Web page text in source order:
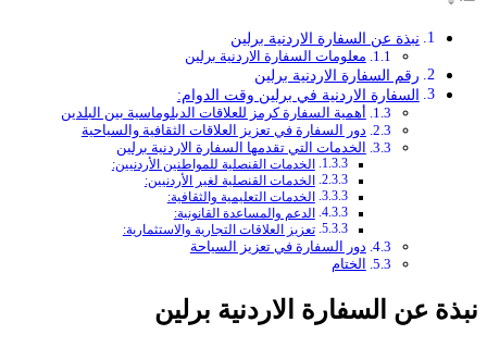
نبذة عن السفارة الاردنية برلين
معلومات السفارة الاردنية برلين
رقم السفارة الاردنية برلين
السفارة الاردنية في برلين وقت الدوام:
أهمية السفارة كرمز للعلاقات الدبلوماسية بين البلدين
دور السفارة في تعزيز العلاقات الثقافية والسياحية
الخدمات التي تقدمها السفارة الاردنية برلين
الخدمات القنصلية للمواطنين الأردنيين:
الخدمات القنصلية لغير الأردنيين:
الخدمات التعليمية والثقافية:
الدعم والمساعدة القانونية:
تعزيز العلاقات التجارية والاستثمارية:
دور السفارة في تعزيز السياحة
الختام
نبذة عن السفارة الاردنية برلين